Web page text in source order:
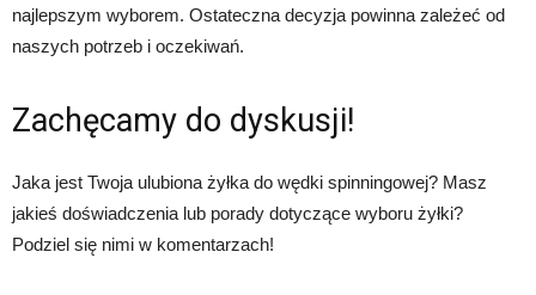
najlepszym wyborem. Ostateczna decyzja powinna zależeć od
naszych potrzeb i oczekiwań.
Zachęcamy do dyskusji!
Jaka jest Twoja ulubiona żyłka do wędki spinningowej? Masz
jakieś doświadczenia lub porady dotyczące wyboru żyłki?
Podziel się nimi w komentarzach!